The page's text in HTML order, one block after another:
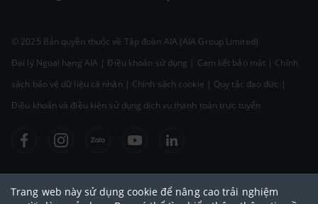
© 2025 Bản quyền thuộc về Tập đoàn AIA (AIA Group Limited)
Đại lý Ngoại hạng AIA |Điều khoản sử dụng | Cam kết bảo mật | Chính
sách bảo vệ dữ liệu cá nhân | Chính sách cookie | Quy tắc đạo đức |
Điều khoản và điều kiện sử dụng dịch vụ thanh toán trực tuyến
Trang web này sử dụng cookie để nâng cao trải nghiệm